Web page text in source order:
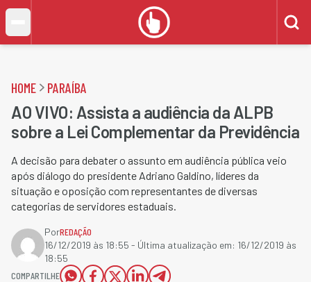
HOME PARAÍBA
AO VIVO: Assista a audiência da ALPB
sobre a Lei Complementar da Previdência
A decisão para debater o assunto em audiência pública veio
após diálogo do presidente Adriano Galdino, líderes da
situação e oposição com representantes de diversas
categorias de servidores estaduais.
PorREDAÇÃO
16/12/2019 às 18:55 - Última atualização em: 16/12/2019 às
18:55
COMPARTILHE